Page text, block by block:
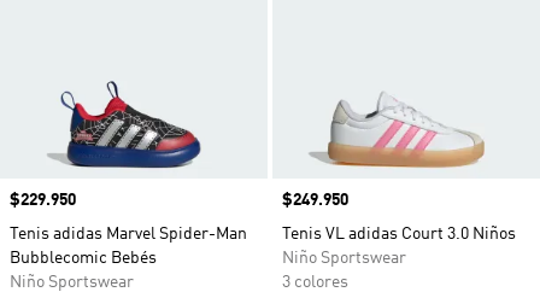
Precio
$229.950
Tenis adidas Marvel Spider-Man
Bubblecomic Bebés
Niño Sportswear
Precio
$249.950
Tenis VL adidas Court 3.0 Niños
Niño Sportswear
3 colores